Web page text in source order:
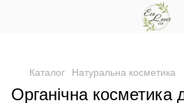
Каталог Натуральна косметика
Органічна косметика